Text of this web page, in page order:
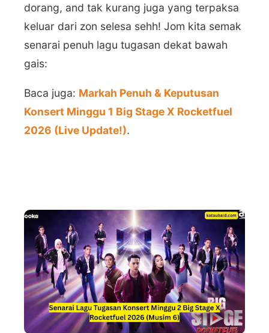
dorang, and tak kurang juga yang terpaksa
keluar dari zon selesa sehh! Jom kita semak
senarai penuh lagu tugasan dekat bawah
gais:
Baca juga: Markah Penuh & Keputusan
Konsert Minggu 1 Big Stage X Rocketfuel
2026 (Live Update!).